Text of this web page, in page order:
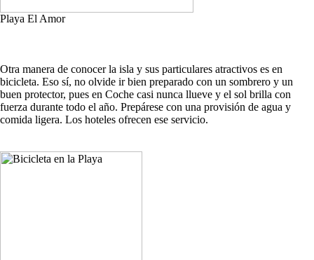
Playa El Amor
Otra manera de conocer la isla y sus particulares atractivos es en
bicicleta. Eso sí, no olvide ir bien preparado con un sombrero y un
buen protector, pues en Coche casi nunca llueve y el sol brilla con
fuerza durante todo el año. Prepárese con una provisión de agua y
comida ligera. Los hoteles ofrecen ese servicio.